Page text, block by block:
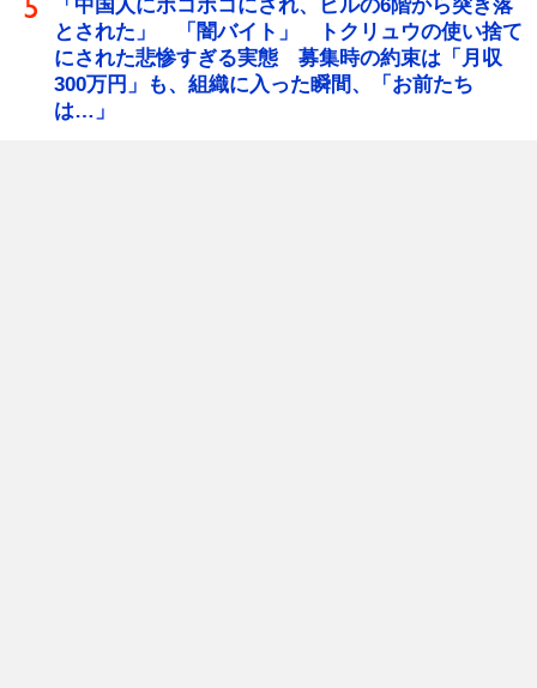
「中国人にボコボコにされ、ビルの6階から突き落
とされた」 「闇バイト」 トクリュウの使い捨て
にされた悲惨すぎる実態 募集時の約束は「月収
300万円」も、組織に入った瞬間、「お前たち
は…」